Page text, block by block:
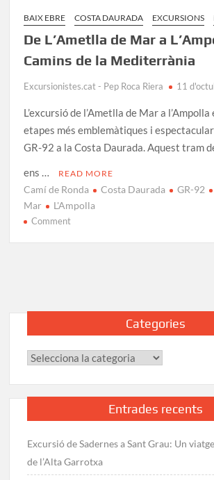
BAIX EBRE COSTA DAURADA EXCURSIONS
De L’Ametlla de Mar a
Camins de la Mediterrània
Excursionistes.cat - Pep Roca Riera 11
L’excursió de l’Ametlla de Mar a l’Ampolla
etapes més emblemàtiques i
GR-92 a la Costa Daurada. Aquest tram
ens …
READ MORE
Camí de Ronda Costa Daurada GR-92
Mar
L'Ampolla
Commenton
L’Ampolla
de
Categories
Categories
Entrades recents
Excursió de Sadernes a Sant Grau: Un
de l’Alta Garrotxa